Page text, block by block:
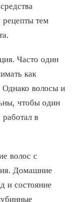
тем
Часто один
как
волосы и
чтобы один
в
волос с
Домашние
и состояние